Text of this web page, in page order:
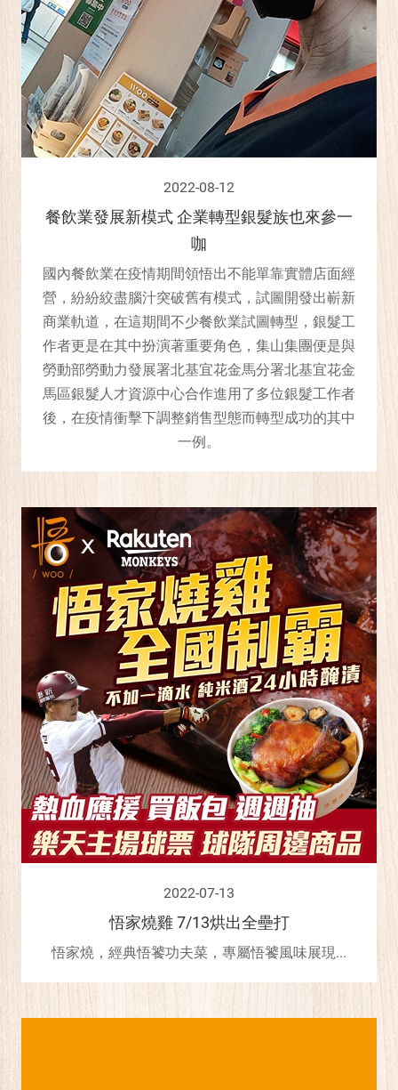
2022-08-12
餐飲業發展新模式 企業轉型銀髮族也來參一
咖
國內餐飲業在疫情期間領悟出不能單靠實體店面經
營，紛紛絞盡腦汁突破舊有模式，試圖開發出嶄新
商業軌道，在這期間不少餐飲業試圖轉型，銀髮工
作者更是在其中扮演著重要角色，集山集團便是與
勞動部勞動力發展署北基宜花金馬分署北基宜花金
馬區銀髮人才資源中心合作進用了多位銀髮工作者
後，在疫情衝擊下調整銷售型態而轉型成功的其中
一例。
2022-07-13
悟家燒雞 7/13烘出全壘打
悟家燒，經典悟饕功夫菜，專屬悟饕風味展現...